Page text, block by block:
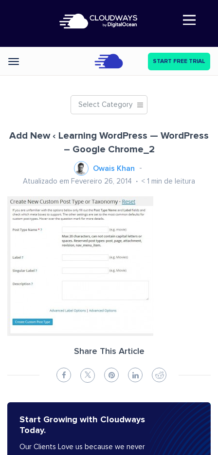
Abre a navegação
Categories START FREE TRIAL
Select Category
Add New ‹ Learning WordPress — WordPress
– Google Chrome_2
Owais Khan
Atualizado em Fevereiro 26, 2014 < 1 min de leitura
Share This Article
Start Growing with Cloudways
Today.
Our Clients Love us because we never